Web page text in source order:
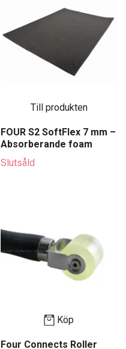
Till produkten
FOUR S2 SoftFlex 7 mm –
Absorberande foam
Slutsåld
Köp
Four Connects Roller